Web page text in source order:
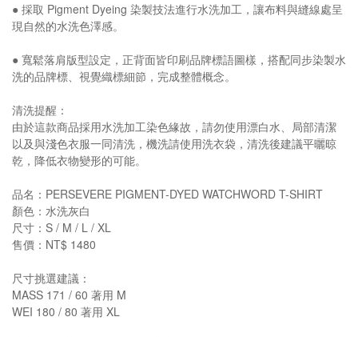
● 採取 Pigment Dyeing 染製技法進行水洗加工，讓布料與縫線處呈
現自然的水洗色澤感。
● 寬鬆落肩版型設定，正背面皆印刷品牌標語圖樣，搭配同步染製水
洗的品牌標、視覺織標細節，完成整體概念。
清洗提醒：
由於這款商品採用水洗加工染色緣故，請勿使用漂白水、局部清潔
以及與淺色衣服一同清洗，機洗請使用洗衣袋，清洗後建議平曬晾
乾，降低衣物變形的可能。
品名：PERSEVERE PIGMENT-DYED WATCHWORD T-SHIRT
顏色：水洗灰白
尺寸：S / M / L / XL
售價：NT$ 1480
尺寸挑選建議：
MASS 171 / 60 著用 M
WEI 180 / 80 著用 XL